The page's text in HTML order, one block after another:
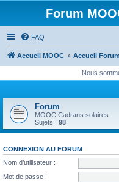
Forum
FAQ
Accueil MOOC Accueil Forum
Nous
Forum
MOOC Cadrans solaires
Sujets : 98
CONNEXION AU FORUM
Nom d’utilisateur :
Mot de passe :